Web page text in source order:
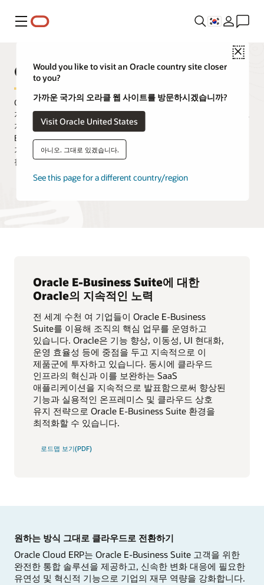
메뉴
Close
Would you like to visit an Oracle country site closer
to you?
가까운 국가의 오라클 웹 사이트를 방문하시겠습니까?
Visit Oracle United States
아니오. 그대로 있겠습니다.
See this page for a different country/region
Oracle E-Business 제품군
Oracle E-Business Suite는 현대의 진화하는 비즈니스 모델을
지원하고 생산성을 높이며 모바일 사용자들의 요구를 충족합니다.
지난 30년간 이어온 혁신의 역사를 토대로 개발된 Oracle E-
Business Suite는 새로운 애플리케이션 기능을 제공하고 기존
기능들을 확장하는 동시에 고객이 Oracle Cloud의 모든 이점을
활용할 수 있도록 지원합니다.
Oracle E-Business Suite에 대한
Oracle의 지속적인 노력
전 세계 수천 여 기업들이 Oracle E-Business
Suite를 이용해 조직의 핵심 업무를 운영하고
있습니다. Oracle은 기능 향상, 이동성, UI 현대화,
운영 효율성 등에 중점을 두고 지속적으로 이
제품군에 투자하고 있습니다. 동시에 클라우드
인프라의 혁신과 이를 보완하는 SaaS
애플리케이션을 지속적으로 발표함으로써 향상된
기능과 실용적인 온프레미스 및 클라우드 상호
유지 전략으로 Oracle E-Business Suite 환경을
최적화할 수 있습니다.
로드맵 보기(PDF)
원하는 방식 그대로 클라우드로 전환하기
Oracle Cloud ERP는 Oracle E-Business Suite 고객을 위한
완전한 통합 솔루션을 제공하고, 신속한 변화 대응에 필요한
유연성 및 혁신적 기능으로 기업의 재무 역량을 강화합니다.